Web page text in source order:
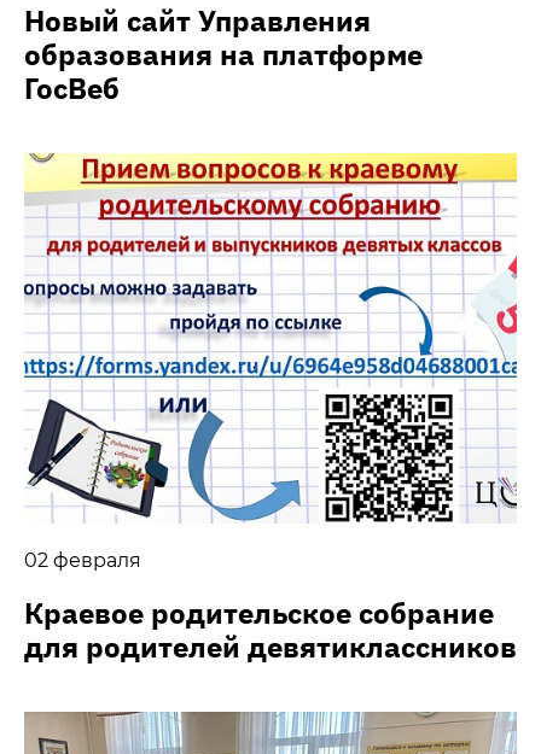
Новый сайт Управления
образования на платформе
ГосВеб
02 февраля
Краевое родительское собрание
для родителей девятиклассников